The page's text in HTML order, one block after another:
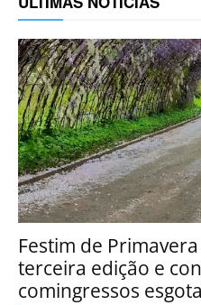
Festim de
terceira edição e
comingressos